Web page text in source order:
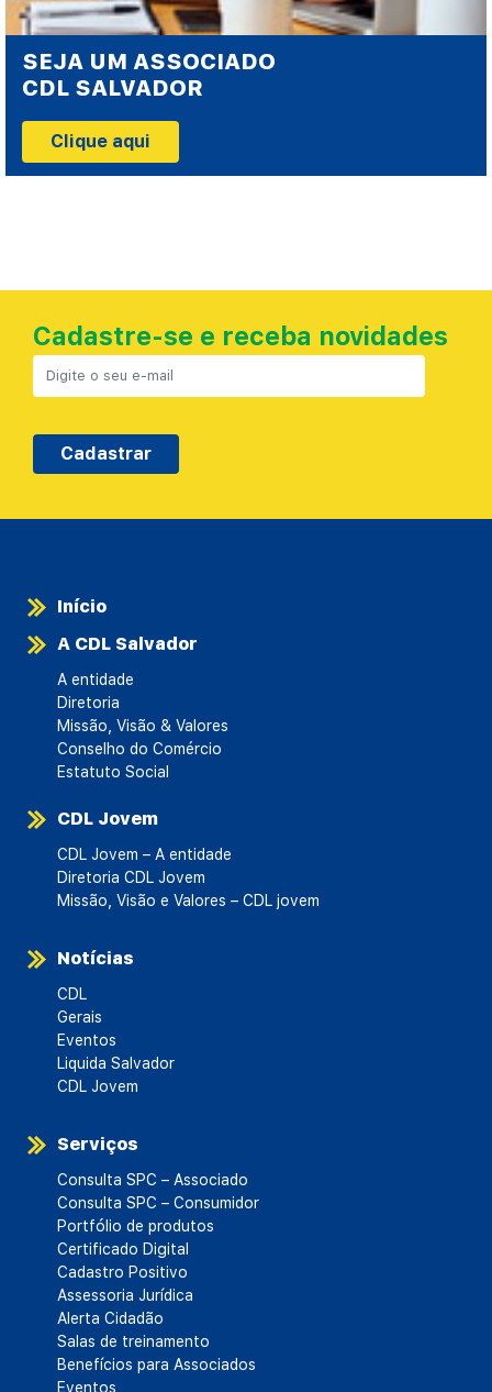
SEJA UM ASSOCIADO
CDL SALVADOR
Clique aqui
Cadastre-se e receba novidades
Cadastrar
Início
A CDL Salvador
A entidade
Diretoria
Missão, Visão & Valores
Conselho do Comércio
Estatuto Social
CDL Jovem
CDL Jovem – A entidade
Diretoria CDL Jovem
Missão, Visão e Valores – CDL jovem
Notícias
CDL
Gerais
Eventos
Liquida Salvador
CDL Jovem
Serviços
Consulta SPC – Associado
Consulta SPC – Consumidor
Portfólio de produtos
Certificado Digital
Cadastro Positivo
Assessoria Jurídica
Alerta Cidadão
Salas de treinamento
Benefícios para Associados
Eventos